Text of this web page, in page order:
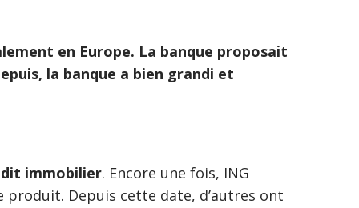
en Europe. La banque proposait
la banque a bien grandi et
immobilier. Encore une fois, ING
Depuis cette date, d’autres ont